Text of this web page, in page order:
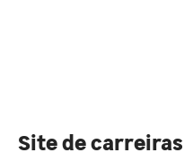
Site de carreiras